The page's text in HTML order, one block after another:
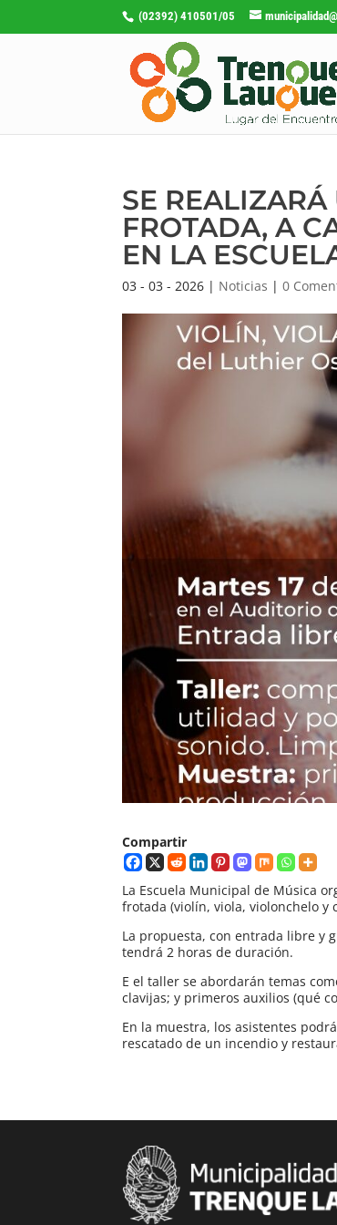
(02392) 410501/05
SE
FROTADA, A
EN LA
03 - 03 - 2026 | Noticias |0
Compartir
La Escuela Municipal de Música
frotada (violín, viola, violonchelo y
La propuesta, con entrada libre y
tendrá 2 horas de duración.
E el taller se abordarán temas
clavijas; y primeros auxilios (qué
En la muestra, los asistentes
rescatado de un incendio y